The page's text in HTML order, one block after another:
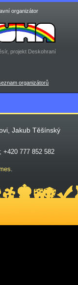
organizátor
projekt Deskohraní
organizátorů
Jakub Těšínský
+420 777 852 582
.